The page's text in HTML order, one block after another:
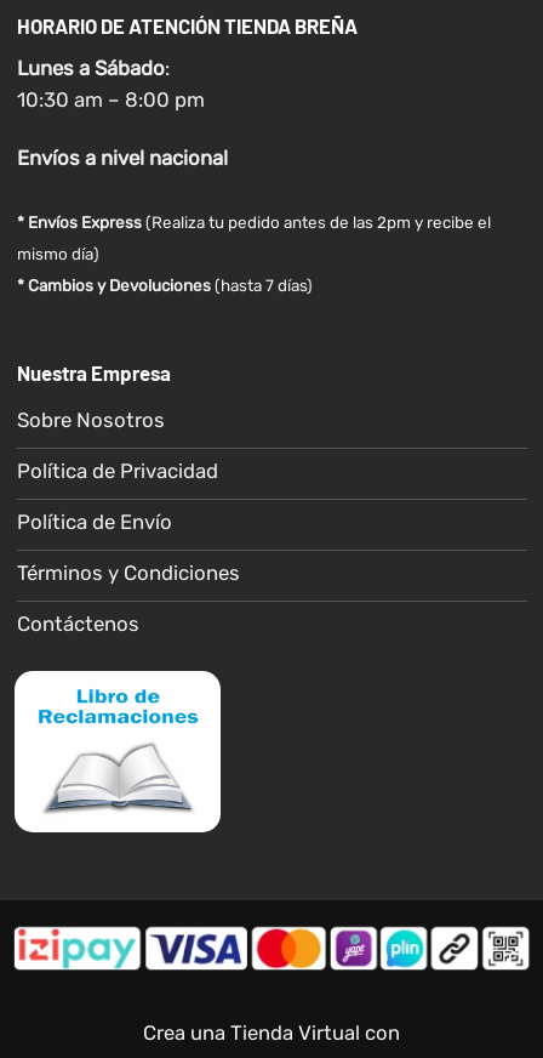
HORARIO DE ATENCIÓN TIENDA BREÑA
Lunes a Sábado:
10:30 am – 8:00 pm
Envíosa nivel nacional
* Envíos Express(Realiza tu pedido antes de las 2pm y recibe el
mismo día)
* Cambios y Devoluciones (hasta 7 días)
Nuestra Empresa
Sobre Nosotros
Política de Privacidad
Política de Envío
Términos y Condiciones
Contáctenos
Crea una Tienda Virtual con